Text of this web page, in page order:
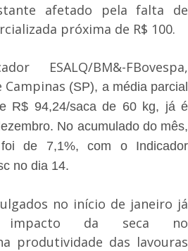
afetado pela falta de
próxima de R$ 100.
ESALQ/BM&-FBovespa,
(SP), a média parcial
R$ 94,24/saca de 60 kg, já é
No acumulado do mês,
de 7,1%, com o Indicador
no dia 14.
no início de janeiro já
impacto da seca no
produtividade das lavouras